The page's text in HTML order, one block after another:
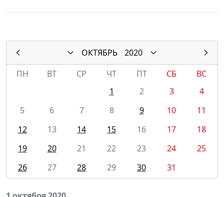
ОКТЯБРЬ
2020
ПН
ВТ СР ЧТ ПТ СБ
ВС
1
2 3
4
5
6 7 8 9 10
11
12
13 14 15 16 17
18
19
20 21 22 23 24
25
26
27 28 29 30 31